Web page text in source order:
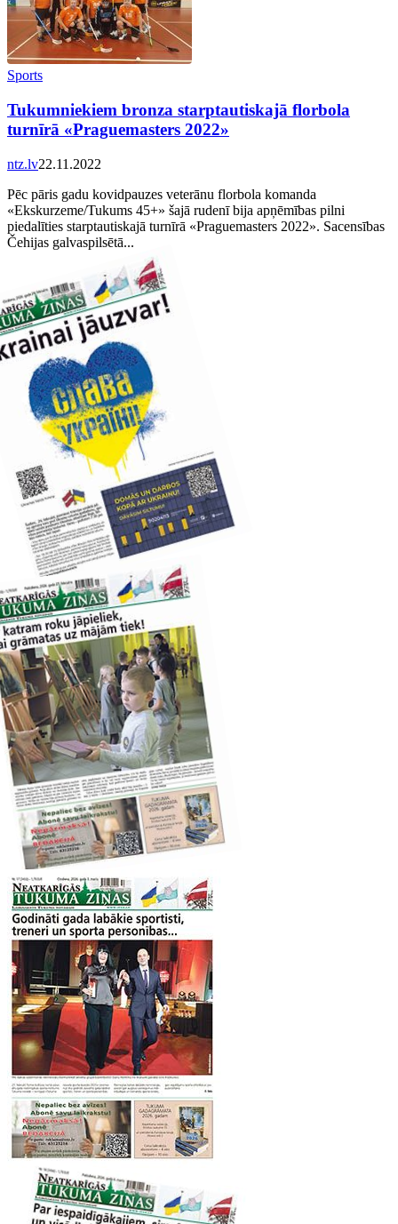
Sports
Tukumniekiem bronza starptautiskajā florbola
turnīrā «Praguemasters 2022»
ntz.lv22.11.2022
Pēc pāris gadu kovidpauzes veterānu florbola komanda
«Ekskurzeme/Tukums 45+» šajā rudenī bija apņēmības pilni
piedalīties starptautiskajā turnīrā «Praguemasters 2022». Sacensības
Čehijas galvaspilsētā...